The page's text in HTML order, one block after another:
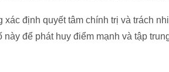
định quyết tâm chính trị và trách
để phát huy điểm mạnh và tập